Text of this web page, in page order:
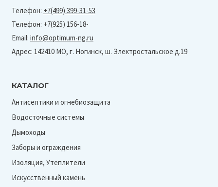
Телефон: +7(499) 399-31-53
Телефон: +7(925) 156-18-
Email: info@optimum-ng.ru
Адрес: 142410 МО, г. Ногинск, ш. Электростальское д.19
КАТАЛОГ
Антисептики и огнебиозащита
Водосточные системы
Дымоходы
Заборы и ограждения
Изоляция, Утеплители
Искусственный камень